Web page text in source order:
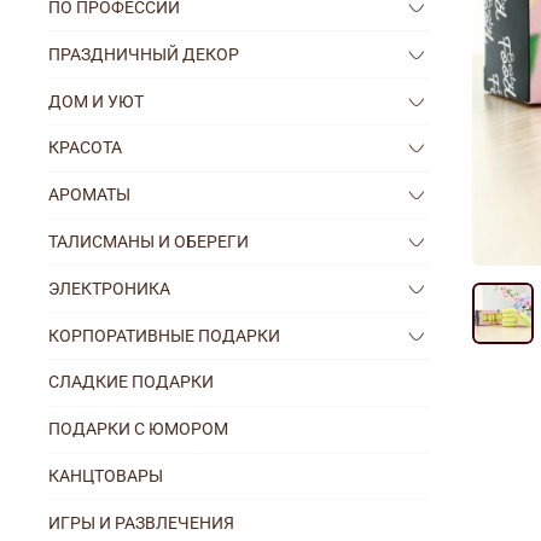
ПО ПРОФЕССИИ
ПРАЗДНИЧНЫЙ ДЕКОР
ДОМ И УЮТ
КРАСОТА
АРОМАТЫ
ТАЛИСМАНЫ И ОБЕРЕГИ
ЭЛЕКТРОНИКА
КОРПОРАТИВНЫЕ ПОДАРКИ
СЛАДКИЕ ПОДАРКИ
ПОДАРКИ С ЮМОРОМ
КАНЦТОВАРЫ
ИГРЫ И РАЗВЛЕЧЕНИЯ